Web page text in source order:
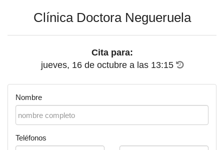
Clínica Doctora Negueruela
Cita para:
jueves, 16 de octubre a las 13:15
Nombre
Teléfonos